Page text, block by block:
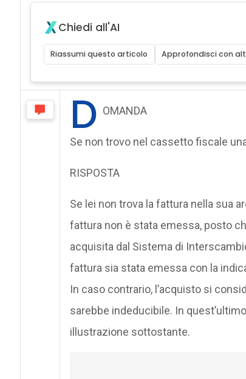
Chiedi all'AI
Riassumi questo articolo Approfondisci con
D OMANDA
Se non trovo nel cassetto fiscale
RISPOSTA
Se lei non trova la fattura nella sua
fattura non è stata emessa, posto
acquisita dal Sistema di
fattura sia stata emessa con la
In caso contrario, l’acquisto si
sarebbe indeducibile. In
illustrazione sottostante.